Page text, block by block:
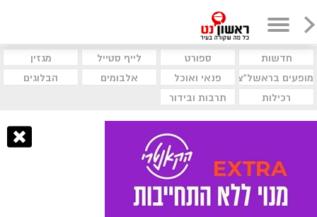
חדשות ספורט לייף סטייל
מגזין
מופעים בראשל"צ
פנאי ואוכל אלבומים
הבלוגים
רכילות
תרבות ובידור